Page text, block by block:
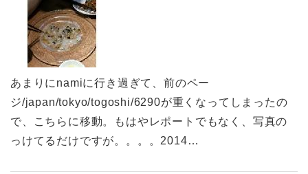
あまりにnamiに行き過ぎて、前のペー
ジ/japan/tokyo/togoshi/6290が重くなってしまったの
で、こちらに移動。もはやレポートでもなく、写真の
っけてるだけですが。。。。2014…